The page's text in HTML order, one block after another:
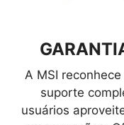
A MSI
suporte
usuários